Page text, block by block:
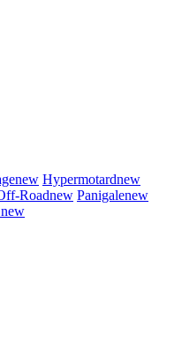
new Hypermotardnew
Roadnew Panigalenew
new